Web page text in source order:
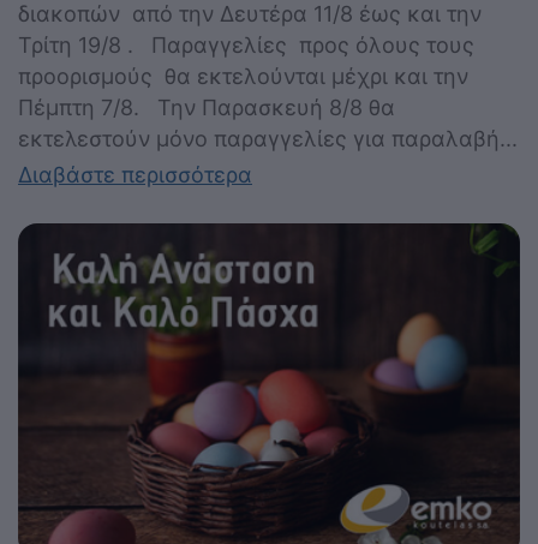
διακοπών από την Δευτέρα 11/8 έως και την
Τρίτη 19/8 . Παραγγελίες προς όλους τους
προορισμούς θα εκτελούνται μέχρι και την
Πέμπτη 7/8. Την Παρασκευή 8/8 θα
εκτελεστούν μόνο παραγγελίες για παραλαβή...
Διαβάστε περισσότερα